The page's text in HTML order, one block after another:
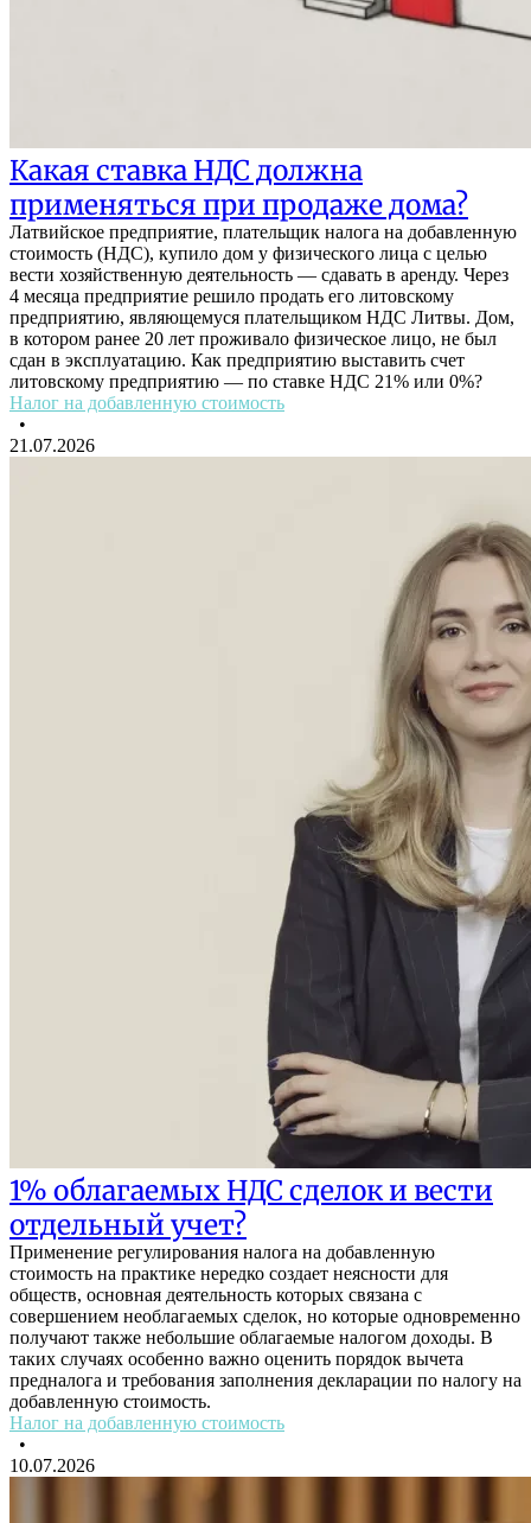
Какая ставка НДС должна
применяться при продаже дома?
Латвийское предприятие, плательщик налога на добавленную
стоимость (НДС), купило дом у физического лица с целью
вести хозяйственную деятельность — сдавать в аренду. Через
4 месяца предприятие решило продать его литовскому
предприятию, являющемуся плательщиком НДС Литвы. Дом,
в котором ранее 20 лет проживало физическое лицо, не был
сдан в эксплуатацию. Как предприятию выставить счет
литовскому предприятию — по ставке НДС 21% или 0%?
Налог на добавленную стоимость
•
21.07.2026
1% облагаемых НДС сделок и вести
отдельный учет?
Применение регулирования налога на добавленную
стоимость на практике нередко создает неясности для
обществ, основная деятельность которых связана с
совершением необлагаемых сделок, но которые одновременно
получают также небольшие облагаемые налогом доходы. В
таких случаях особенно важно оценить порядок вычета
предналога и требования заполнения декларации по налогу на
добавленную стоимость.
Налог на добавленную стоимость
•
10.07.2026